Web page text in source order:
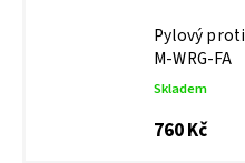
Pylový
M-WRG-FA
Skladem
760 Kč